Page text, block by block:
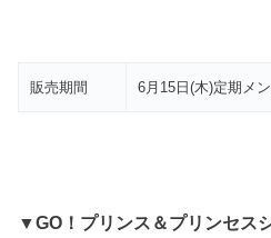
販売期間 6月15日(木)定期メ
▼GO！プリンス＆プリンセス